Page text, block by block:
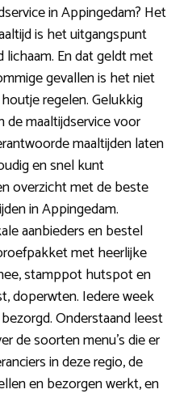
in Appingedam? Het
is het uitgangspunt
En dat geldt met
gevallen is het niet
regelen. Gelukkig
de maaltijdservice voor
maaltijden laten
en snel kunt
overzicht met de beste
in Appingedam.
aanbieders en bestel
met heerlijke
stamppot hutspot en
doperwten. Iedere week
Onderstaand leest
de soorten menu’s die er
in deze regio, de
en bezorgen werkt, en